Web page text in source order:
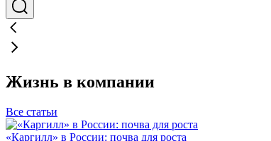
Жизнь в компании
Все статьи
«Каргилл» в России: почва для роста